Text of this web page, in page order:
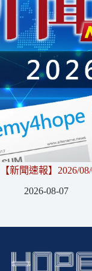
【新聞速報】2026/
2026-08-07